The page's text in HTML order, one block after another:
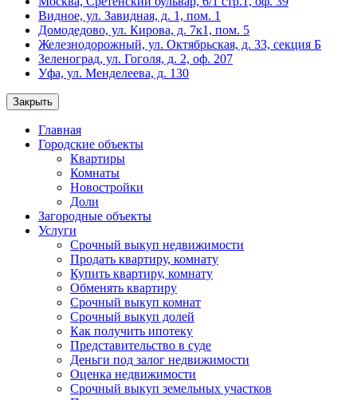
Видное, ул. Завидная, д. 1, пом. 1
Домодедово, ул. Кирова, д. 7к1, пом. 5
Железнодорожный, ул. Октябрьская, д. 33, секция Б
Зеленоград, ул. Гоголя, д. 2, оф. 207
Уфа, ул. Менделеева, д. 130
Закрыть
Главная
Городские объекты
Квартиры
Комнаты
Новостройки
Доли
Загородные объекты
Услуги
Срочный выкуп недвижимости
Продать квартиру, комнату
Купить квартиру, комнату
Обменять квартиру
Срочный выкуп комнат
Срочный выкуп долей
Как получить ипотеку
Представительство в суде
Деньги под залог недвижимости
Оценка недвижимости
Срочный выкуп земельных участков